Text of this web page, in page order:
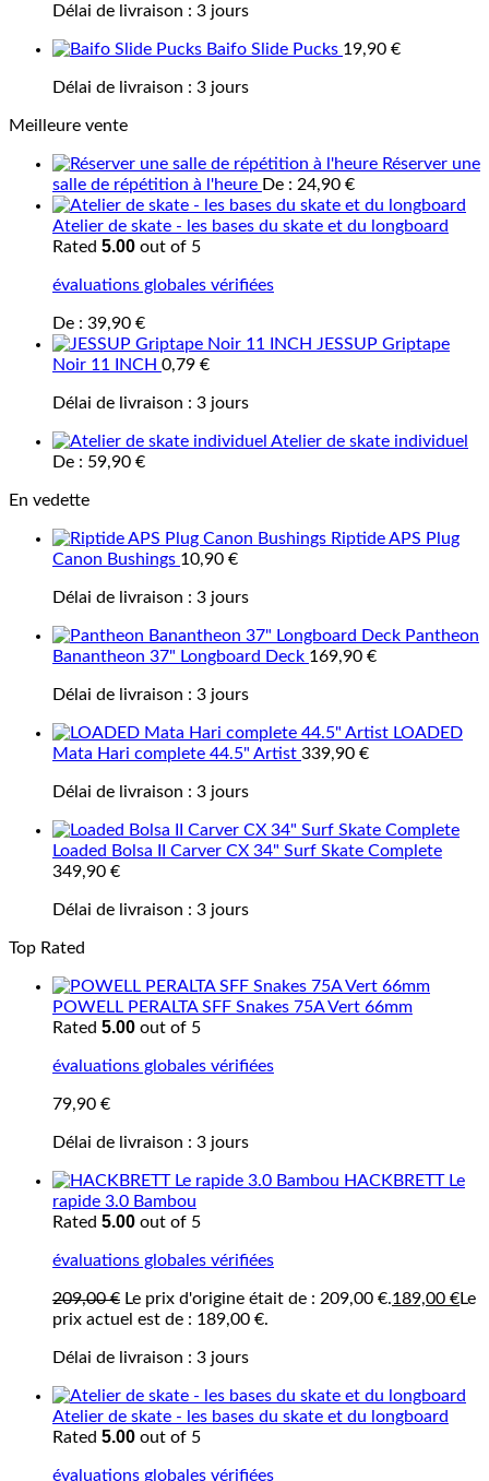
Délai de livraison : 3 jours
Baifo Slide Pucks 19,90 €
Délai de livraison : 3 jours
Meilleure vente
Réserver une
salle de répétition à l'heure De : 24,90 €
Atelier de skate - les bases du skate et du longboard
Rated 5.00 out of 5
évaluations globales vérifiées
De : 39,90 €
JESSUP Griptape
Noir 11 INCH 0,79 €
Délai de livraison : 3 jours
Atelier de skate individuel
De : 59,90 €
En vedette
Riptide APS Plug
Canon Bushings 10,90 €
Délai de livraison : 3 jours
Pantheon
Banantheon 37" Longboard Deck 169,90 €
Délai de livraison : 3 jours
LOADED
Mata Hari complete 44.5" Artist 339,90 €
Délai de livraison : 3 jours
Loaded Bolsa II Carver CX 34" Surf Skate Complete
349,90 €
Délai de livraison : 3 jours
Top Rated
POWELL PERALTA SFF Snakes 75A Vert 66mm
Rated 5.00 out of 5
évaluations globales vérifiées
79,90 €
Délai de livraison : 3 jours
HACKBRETT Le
rapide 3.0 Bambou
Rated 5.00 out of 5
évaluations globales vérifiées
209,00€ Le prix d'origine était de : 209,00 €.189,00 €Le
prix actuel est de : 189,00 €.
Délai de livraison : 3 jours
Atelier de skate - les bases du skate et du longboard
Rated 5.00 out of 5
évaluations globales vérifiées